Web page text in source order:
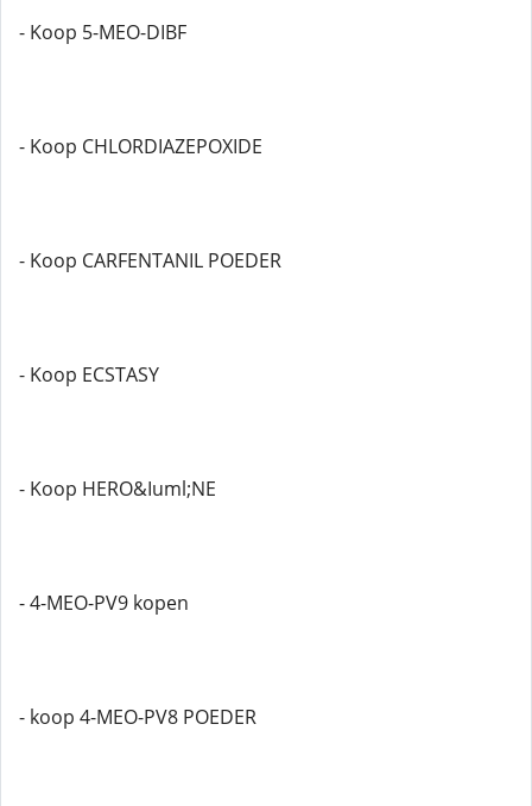
- Koop 5-MEO-DIBF
- Koop CHLORDIAZEPOXIDE
- Koop CARFENTANIL POEDER
- Koop ECSTASY
- Koop HERO&Iuml;NE
- 4-MEO-PV9 kopen
- koop 4-MEO-PV8 POEDER